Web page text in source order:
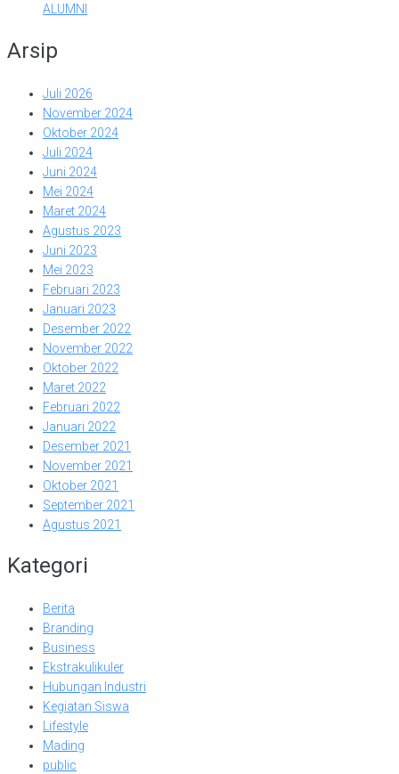
ALUMNI
Arsip
Juli 2026
November 2024
Oktober 2024
Juli 2024
Juni 2024
Mei 2024
Maret 2024
Agustus 2023
Juni 2023
Mei 2023
Februari 2023
Januari 2023
Desember 2022
November 2022
Oktober 2022
Maret 2022
Februari 2022
Januari 2022
Desember 2021
November 2021
Oktober 2021
September 2021
Agustus 2021
Kategori
Berita
Branding
Business
Ekstrakulikuler
Hubungan Industri
Kegiatan Siswa
Lifestyle
Mading
public